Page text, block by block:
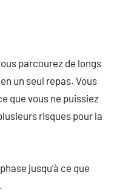
parcourez de longs
un seul repas. Vous
que vous ne puissiez
risques pour la
jusqu’à ce que